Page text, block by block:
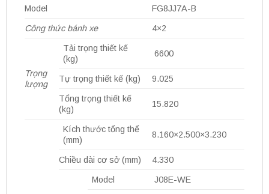
Model FG8JJ7A-B
Công thức bánh xe 4×2
Trọng
lượng
Tải trọng thiết kế
(kg)
6600
Tự trọng thiết kế (kg) 9.025
Tổng trọng thiết kế
(kg)
15.820
Kích thước tổng thể
(mm)
8.160×2.500×3.230
Chiều dài cơ sở (mm) 4.330
Model J08E-WE